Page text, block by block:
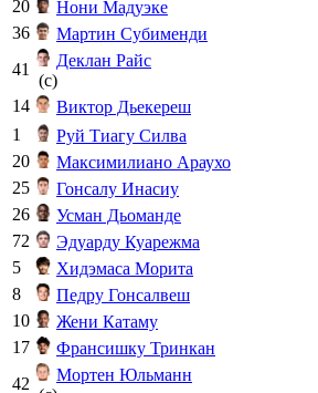
20
Нони Мадуэке
36
Мартин Субименди
41
Деклан Райс
(c)
14
Виктор Дьекереш
1
Руй Тиагу Силва
20
Максимилиано Араухо
25
Гонсалу Инасиу
26
Усман Дьоманде
72
Эдуарду Куарежма
5
Хидэмаса Морита
8
Педру Гонсалвеш
10
Жени Катаму
17
Франсишку Тринкан
42
Мортен Юльманн